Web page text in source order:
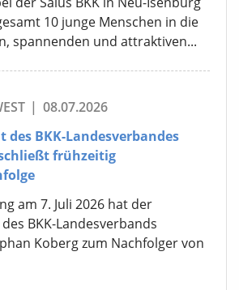
10 junge Menschen in die
spannenden und attraktiven...
| 08.07.2026
BKK-Landesverbandes
frühzeitig
am 7. Juli 2026 hat der
BKK-Landesverbands
Koberg zum Nachfolger von